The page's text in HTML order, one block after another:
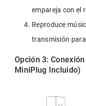
empareja con el
Reproduce
transmisión
Opción 3:
MiniPlug Incluido)